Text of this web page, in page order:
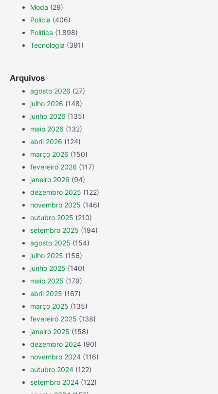
Moda (29)
Polícia (406)
Política (1.898)
Tecnologia (391)
Arquivos
agosto 2026 (27)
julho 2026 (148)
junho 2026 (135)
maio 2026 (132)
abril 2026 (124)
março 2026 (150)
fevereiro 2026 (117)
janeiro 2026 (94)
dezembro 2025 (122)
novembro 2025 (146)
outubro 2025 (210)
setembro 2025 (194)
agosto 2025 (154)
julho 2025 (156)
junho 2025 (140)
maio 2025 (179)
abril 2025 (167)
março 2025 (135)
fevereiro 2025 (138)
janeiro 2025 (158)
dezembro 2024 (90)
novembro 2024 (116)
outubro 2024 (122)
setembro 2024 (122)